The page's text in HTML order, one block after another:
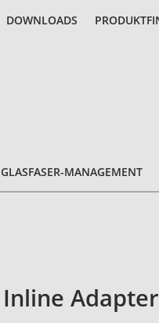
DOWNLOADS
GLASFASER-MANAGEMENT
Inline